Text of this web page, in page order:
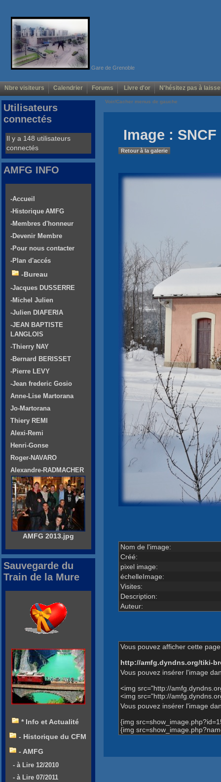
Gare de Grenoble
Nbre visiteurs Calendrier Forums Livre d'or N'hésitez pas à
Voir/Cacher menus de gauche
Image :
Retour à la galerie
Nom de l'image:
Créé:
pixel image:
échelleImage:
Visites:
Description:
Auteur:
Vous pouvez afficher cette
http://amfg.dyndns.org/tiki-
Vous pouvez insérer l'image
<img src="http://
<img src="http://
Vous pouvez insérer l'image
{img
{img
Utilisateurs
connectés
Il y a 148 utilisateurs
connectés
AMFG INFO
-Accueil
-Historique AMFG
-Membres d'honneur
-Devenir Membre
-Pour nous contacter
-Plan d'accés
-Bureau
-Jacques DUSSERRE
-Michel Julien
-Julien DIAFERIA
-JEAN BAPTISTE
LANGLOIS
-Thierry NAY
-Bernard BERISSET
-Pierre LEVY
-Jean frederic Gosio
Anne-Lise Martorana
Jo-Martorana
Thiery REMI
Alexi-Remi
Henri-Gonse
Roger-NAVARO
Alexandre-RADMACHER
AMFG 2013.jpg
Sauvegarde du
Train de la Mure
* Info et Actualité
- Historique du CFM
- AMFG
- à Lire 12/2010
- à Lire 07/2011